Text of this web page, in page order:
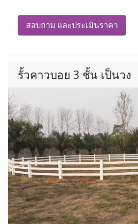
สอบถาม และประเมินราคา
รั้วคาวบอย 3 ชั้น เป็นวง